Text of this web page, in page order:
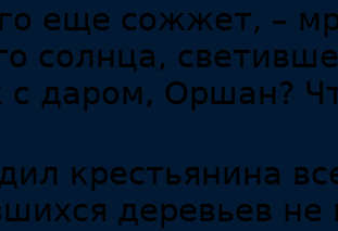
еще сожжет, –
солнца,
с даром, Оршан?
крестьянина
деревьев